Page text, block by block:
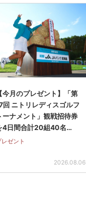
【今月のプレゼント】「第
回 ニトリレディスゴルフ
ーナメント」観戦招待券
4日間合計20組40名…
レゼント
2026.08.06